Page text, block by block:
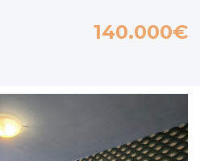
140.000€